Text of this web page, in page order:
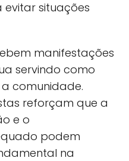
situações
manifestações
servindo como
comunidade.
reforçam que a
e o
podem
na